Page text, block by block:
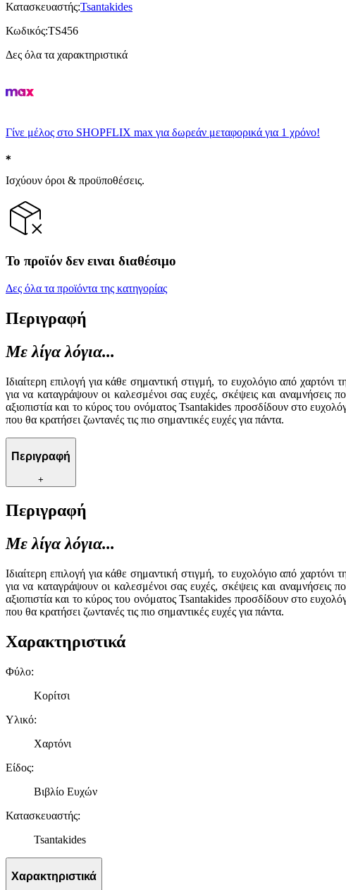
Κατασκευαστής:Tsantakides
Κωδικός:TS456
Δες όλα τα χαρακτηριστικά
Γίνε μέλος στο SHOPFLIX max για δωρεάν μεταφορικά για 1 χρόνο!
Ισχύουν όροι & προϋποθέσεις.
Το προϊόν δεν ειναι διαθέσιμο
Δες όλα τα προϊόντα της κατηγορίας
Περιγραφή
Με λίγα λόγια...
Ιδιαίτερη επιλογή για κάθε σημαντική στιγμή, το ευχολόγιο από
για να καταγράψουν οι καλεσμένοι σας ευχές, σκέψεις και αναμνήσεις
αξιοπιστία και το κύρος του ονόματος Tsantakides προσδίδουν στο
που θα κρατήσει ζωντανές τις πιο σημαντικές ευχές για πάντα.
Περιγραφή
+
Περιγραφή
Με λίγα λόγια...
Ιδιαίτερη επιλογή για κάθε σημαντική στιγμή, το ευχολόγιο από
για να καταγράψουν οι καλεσμένοι σας ευχές, σκέψεις και αναμνήσεις
αξιοπιστία και το κύρος του ονόματος Tsantakides προσδίδουν στο
που θα κρατήσει ζωντανές τις πιο σημαντικές ευχές για πάντα.
Χαρακτηριστικά
Φύλο:
Κορίτσι
Υλικό:
Χαρτόνι
Είδος:
Βιβλίο Ευχών
Κατασκευαστής:
Tsantakides
Χαρακτηριστικά